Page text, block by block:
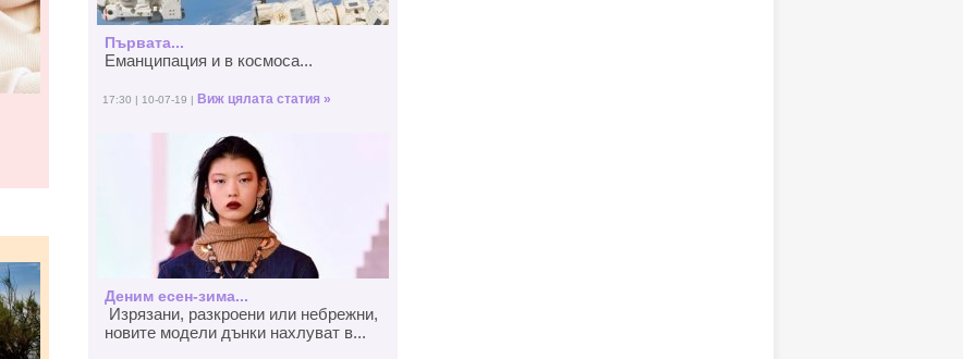
Първата...
Еманципация и в космоса...
17:30 | 10-07-19 | Виж цялата статия »
Деним есен-зима...
Изрязани, разкроени или небрежни,
новите модели дънки нахлуват в...